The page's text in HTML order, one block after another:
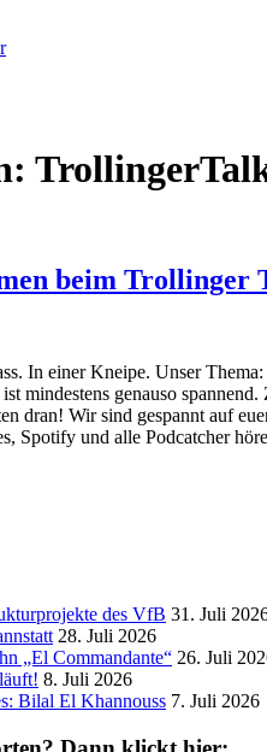
beim Trollinger
In einer Kneipe. Unser
mindestens genauso
dran! Wir sind gespannt auf
Spotify und alle Podcatcher
des VfB 31. Juli
28. Juli 2026
„El Commandante“ 26. Juli
8. Juli 2026
Bilal El Khannouss 7. Juli 2026